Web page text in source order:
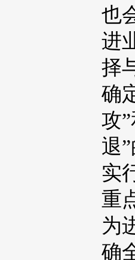
也
进
择
确
攻
退
实
重
为
确